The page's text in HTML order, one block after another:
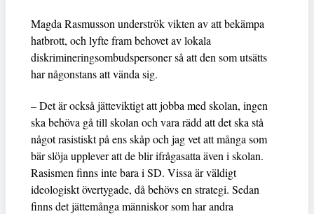
Magda Rasmusson underströk vikten av att bekämpa
hatbrott, och lyfte fram behovet av lokala
diskrimineringsombudspersoner så att den som utsätts
har någonstans att vända sig.
– Det är också jätteviktigt att jobba med skolan, ingen
ska behöva gå till skolan och vara rädd att det ska stå
något rasistiskt på ens skåp och jag vet att många som
bär slöja upplever att de blir ifrågasatta även i skolan.
Rasismen finns inte bara i SD. Vissa är väldigt
ideologiskt övertygade, då behövs en strategi. Sedan
finns det jättemånga människor som har andra